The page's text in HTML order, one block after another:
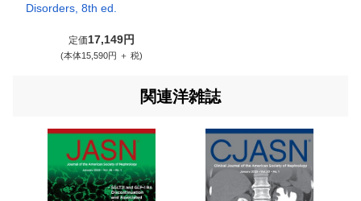
Disorders, 8th ed.
定価17,149円
(本体15,590円 ＋ 税)
関連洋雑誌